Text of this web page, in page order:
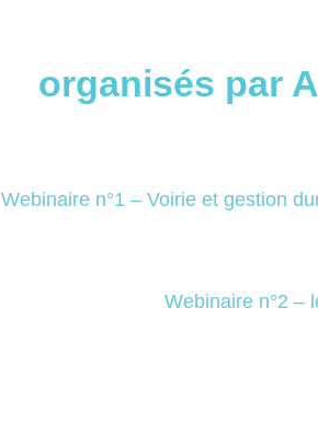
organisés par
Webinaire n°1 – Voirie et gestion
Webinaire n°2 –